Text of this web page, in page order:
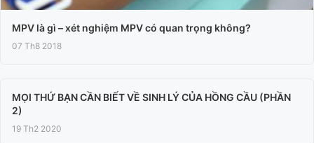
MPV là gì – xét nghiệm MPV có quan trọng không?
07 Th8 2018
MỌI THỨ BẠN CẦN BIẾT VỀ SINH LÝ CỦA HỒNG CẦU (PHẦN
2)
19 Th2 2020